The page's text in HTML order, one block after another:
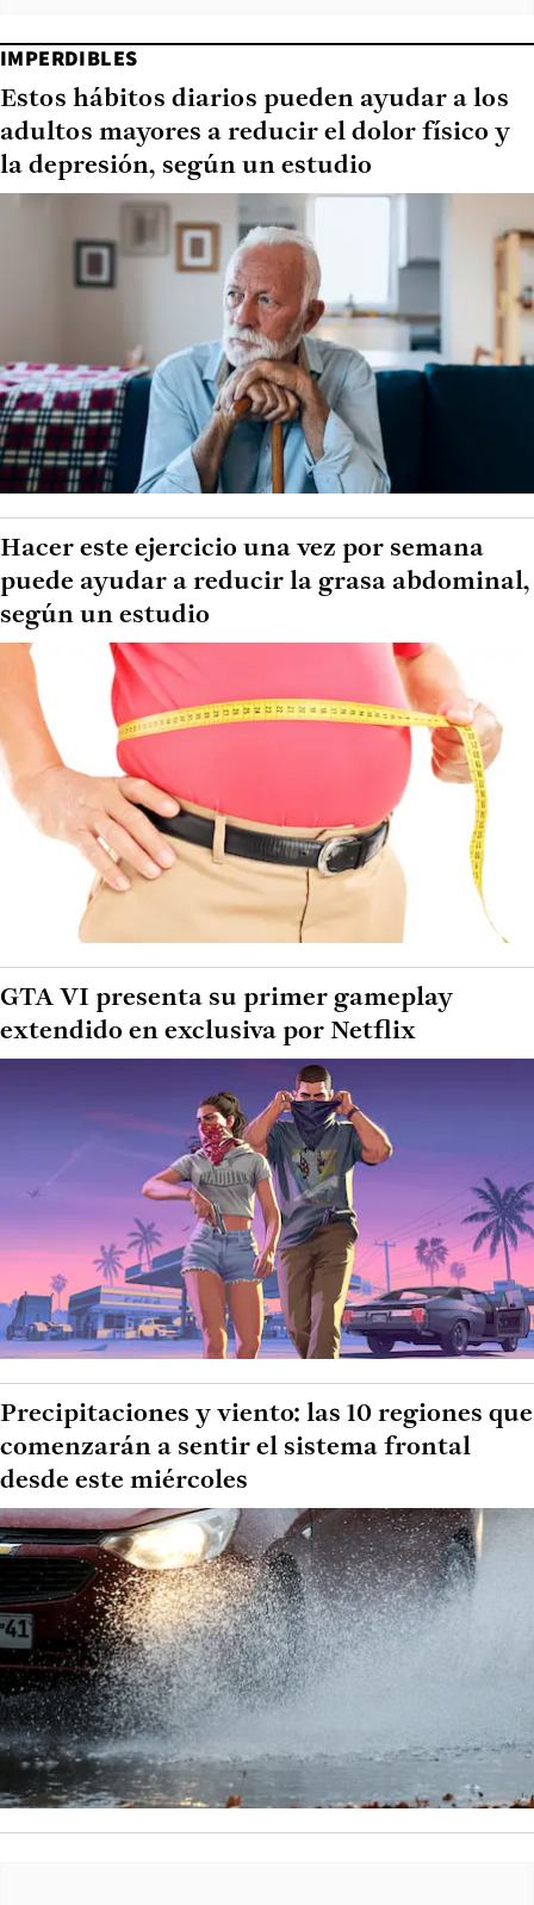
IMPERDIBLES
Estos hábitos diarios pueden ayudar a los
adultos mayores a reducir el dolor físico y
la depresión, según un estudio
Hacer este ejercicio una vez por semana
puede ayudar a reducir la grasa abdominal,
según un estudio
GTA VI presenta su primer gameplay
extendido en exclusiva por Netflix
Precipitaciones y viento: las 10 regiones que
comenzarán a sentir el sistema frontal
desde este miércoles